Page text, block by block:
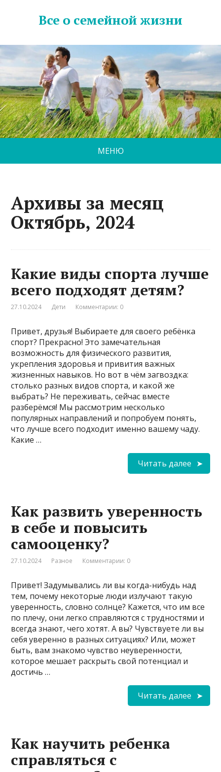
Все о семейной жизни
МЕНЮ
Архивы за месяц
Октябрь, 2024
Какие виды спорта лучше
всего подходят детям?
27.10.2024 Дети Комментарии: 0
Привет, друзья! Выбираете для своего ребёнка
спорт? Прекрасно! Это замечательная
возможность для физического развития,
укрепления здоровья и привития важных
жизненных навыков. Но вот в чём загвоздка:
столько разных видов спорта, и какой же
выбрать? Не переживать, сейчас вместе
разберёмся! Мы рассмотрим несколько
популярных направлений и попробуем понять,
что лучше всего подходит именно вашему чаду.
Какие …
Читать далее
Как развить уверенность
в себе и повысить
самооценку?
27.10.2024 Разное Комментарии: 0
Привет! Задумывались ли вы когда-нибудь над
тем, почему некоторые люди излучают такую
уверенность, словно солнце? Кажется, что им все
по плечу, они легко справляются с трудностями и
всегда знают, чего хотят. А вы? Чувствуете ли вы
себя уверенно в разных ситуациях? Или, может
быть, вам знакомо чувство неуверенности,
которое мешает раскрыть свой потенциал и
достичь …
Читать далее
Как научить ребенка
справляться с